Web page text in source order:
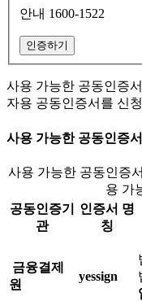
안내 1600-1522
인증하기
사용 가능한 공동인증
자용 공동인증서를 신
사용 가능한 공동인증
사용 가능한 공동인증
용 가
공동인증기
관
인증서 명
칭
금융결제
원
yessign